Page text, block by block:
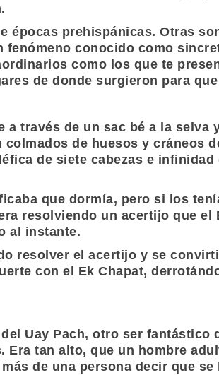
épocas prehispánicas. Otras
conocido como
como los que te
de donde surgieron para
través de un sac bé a la selva
de huesos y cráneos
de siete cabezas e
que dormía, pero si los
resolviendo un acertijo que el
al instante.
resolver el acertijo y se
con el Ek Chapat,
Uay Pach, otro ser fantástico
tan alto, que un hombre
de una persona decir que